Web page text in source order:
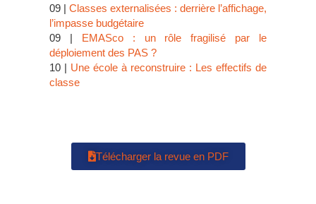
09 | Classes externalisées : derrière l’affichage,
l’impasse budgétaire
09 | EMASco : un rôle fragilisé par le
déploiement des PAS ?
10 | Une école à reconstruire : Les effectifs de
classe
Télécharger la revue en PDF